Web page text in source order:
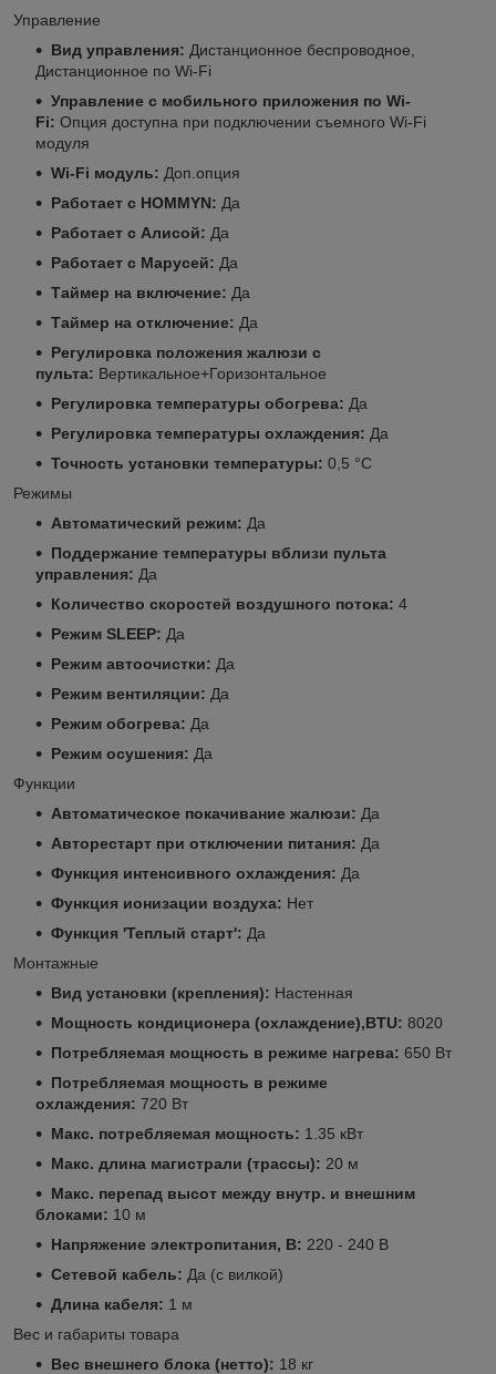
Управление
Вид управления: Дистанционное беспроводное,
Дистанционное по Wi-Fi
Управление c мобильного приложения по Wi-
Fi: Опция доступна при подключении съемного Wi-Fi
модуля
Wi-Fi модуль: Доп.опция
Работает с HOMMYN: Да
Работает с Алисой: Да
Работает с Марусей: Да
Таймер на включение: Да
Таймер на отключение: Да
Регулировка положения жалюзи с
пульта: Вертикальное+Горизонтальное
Регулировка температуры обогрева: Да
Регулировка температуры охлаждения: Да
Точность установки температуры: 0,5 °С
Режимы
Автоматический режим: Да
Поддержание температуры вблизи пульта
управления: Да
Количество скоростей воздушного потока: 4
Режим SLEEP: Да
Режим автоочистки: Да
Режим вентиляции: Да
Режим обогрева: Да
Режим осушения: Да
Функции
Автоматическое покачивание жалюзи: Да
Авторестарт при отключении питания: Да
Функция интенсивного охлаждения: Да
Функция ионизации воздуха: Нет
Функция 'Теплый старт': Да
Монтажные
Вид установки (крепления): Настенная
Мощность кондиционера (охлаждение),BTU: 8020
Потребляемая мощность в режиме нагрева: 650 Вт
Потребляемая мощность в режиме
охлаждения: 720 Вт
Макс. потребляемая мощность: 1.35 кВт
Макс. длина магистрали (трассы): 20 м
Макс. перепад высот между внутр. и внешним
блоками: 10 м
Напряжение электропитания, В: 220 - 240 В
Сетевой кабель: Да (с вилкой)
Длина кабеля: 1 м
Вес и габариты товара
Вес внешнего блока (нетто): 18 кг